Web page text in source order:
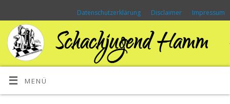
Datenschutzerklärung Disclaimer Impressum
MENÜ